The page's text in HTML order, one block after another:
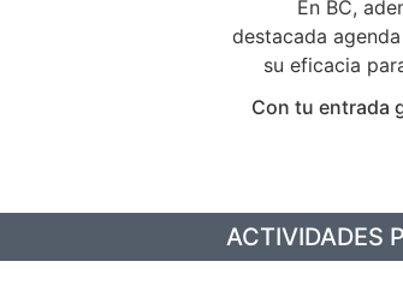
En BC,
destacada
su eficacia
Con tu entrada
ACTIVIDADES